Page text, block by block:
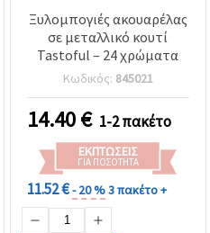
Ξυλομπογιές ακουαρέλας
σε μεταλλικό κουτί
Tastoful – 24 χρώματα
Κωδικός: 845021
14.40€ 1-2 πακέτο
ΕΚΠΤΏΣΕΙΣ
ΓΙΑ ΠΟΣΌΤΗΤΑ
11.52 €- 20 %3 πακέτο +